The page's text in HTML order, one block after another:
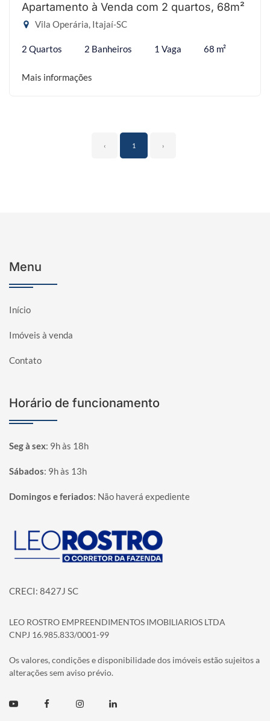
Apartamento à Venda com 2 quartos, 68m²
Vila Operária, Itajaí-SC
2 Quartos 2 Banheiros 1 Vaga 68 m²
Mais informações
‹ 1 ›
Menu
Início
Imóveis à venda
Contato
Horário de funcionamento
Seg à sex: 9h às 18h
Sábados: 9h às 13h
Domingos e feriados: Não haverá expediente
Página inicial
CRECI: 8427J SC
LEO ROSTRO EMPREENDIMENTOS IMOBILIARIOS LTDA
CNPJ 16.985.833/0001-99
Os valores, condições e disponibilidade dos imóveis estão sujeitos a
alterações sem aviso prévio.
Youtube FacebookInstagramLinkedin